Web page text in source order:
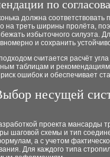
по
должна
на треть ширины пролёта,
избыточного силуэта.
и сохранить
считается расчёт
таблицам и
ошибок и обеспечивает
несущей
проекта мансарды
шаговой схемы и тип
а с учетом
Для каждого типа